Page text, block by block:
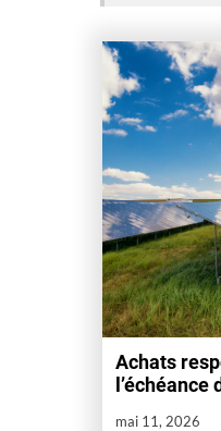
Achats
l’échéance
mai 11, 2026